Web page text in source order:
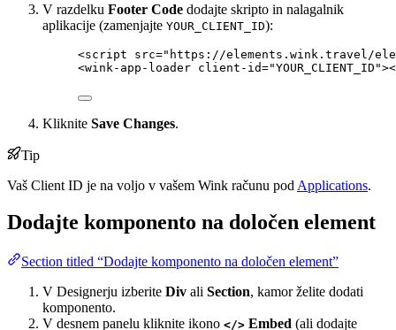
V razdelku Footer Code dodajte skripto in nalagalnik
aplikacije (zamenjajte YOUR_CLIENT_ID):
<script src=" https://elements.wink.travel/
<wink-app-loader client-id="YOUR_CLIENT_ID "
Kliknite Save Changes.
Tip
Vaš Client ID je na voljo v vašem Wink računu pod Applications.
Dodajte komponento na določen element
Section titled “Dodajte komponento na določen element”
V Designerju izberite Div ali Section, kamor želite dodati
komponento.
V desnem panelu kliknite ikono </> Embed (ali dodajte